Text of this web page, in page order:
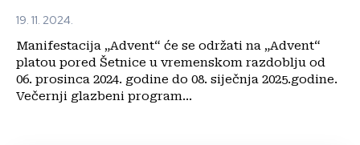
19. 11. 2024.
Manifestacija „Advent“ će se održati na „Advent“
platou pored Šetnice u vremenskom razdoblju od
06. prosinca 2024. godine do 08. siječnja 2025.godine.
Večernji glazbeni program...